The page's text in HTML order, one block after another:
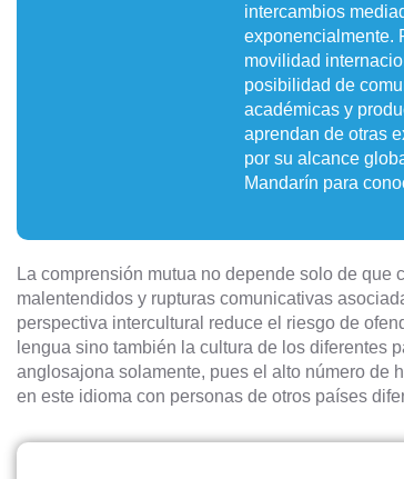
intercambios
exponencialmente.
movilidad
posibilidad de
académicas y
aprendan de otras
por su alcance
Mandarín para
La comprensión mutua no depende solo de
malentendidos y rupturas comunicativas
perspectiva intercultural reduce el riesgo de
lengua sino también la cultura de los diferentes
anglosajona solamente, pues el alto número de
en este idioma con personas de otros países